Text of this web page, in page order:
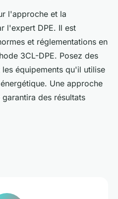
l'approche et la
l'expert DPE. Il est
et réglementations en
3CL-DPE. Posez des
équipements qu'il utilise
Une approche
des résultats